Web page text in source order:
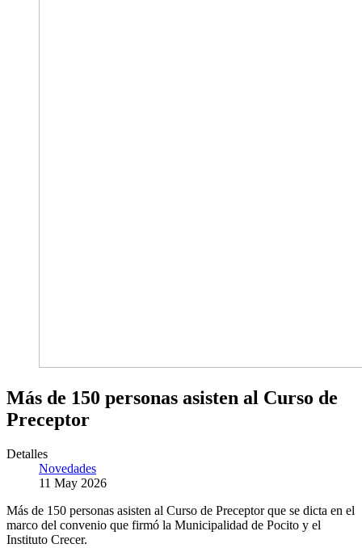
Más de 150 personas asisten al Curso de
Preceptor
Detalles
Novedades
11 May 2026
Más de 150 personas asisten al Curso de Preceptor que se dicta en el
marco del convenio que firmó la Municipalidad de Pocito y el
Instituto Crecer.